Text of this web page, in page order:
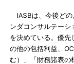
IASBは、今後どの
ンダコンサルテー
を決めている。優先
の他の包括利益、
む）」「財務諸表の